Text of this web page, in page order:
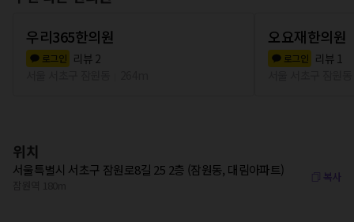
우리365한의원
로그인 리뷰 2
오요재한의원
로그인 리뷰 1
위치
서울특별시 서초구 잠원로8길 25 2층 (잠원동, 대림아파트) 복사